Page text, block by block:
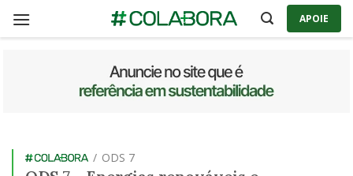
APOIE
/ ODS 7